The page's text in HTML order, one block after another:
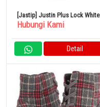
[Jastip] Justin Plus Lock White
1.0L
Hubungi Kami
Detail